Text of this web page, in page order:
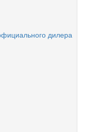
дилера